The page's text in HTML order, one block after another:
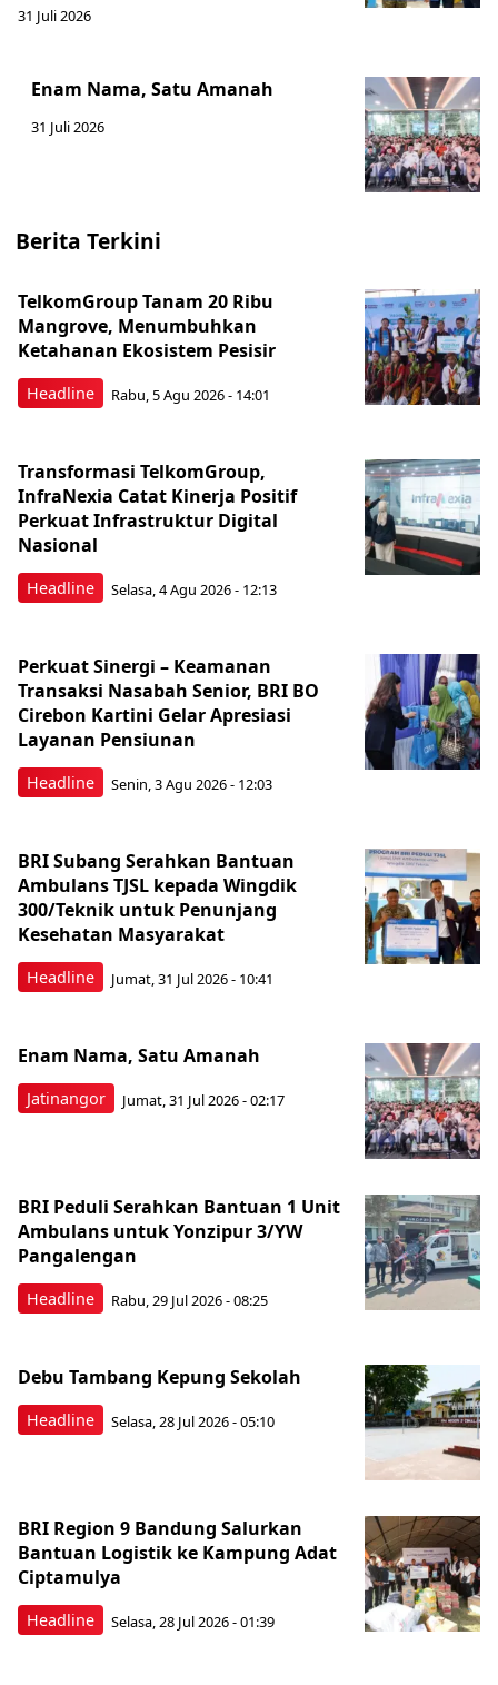
31 Juli 2026
Enam Nama, Satu Amanah
31 Juli 2026
Berita Terkini
Headline
TelkomGroup Tanam 20 Ribu
Mangrove, Menumbuhkan
Ketahanan Ekosistem Pesisir
Rabu, 5 Agu 2026 - 14:01
Headline
Transformasi TelkomGroup,
InfraNexia Catat Kinerja Positif
Perkuat Infrastruktur Digital
Nasional
Selasa, 4 Agu 2026 - 12:13
Headline
Perkuat Sinergi – Keamanan
Transaksi Nasabah Senior, BRI BO
Cirebon Kartini Gelar Apresiasi
Layanan Pensiunan
Senin, 3 Agu 2026 - 12:03
Headline
BRI Subang Serahkan Bantuan
Ambulans TJSL kepada Wingdik
300/Teknik untuk Penunjang
Kesehatan Masyarakat ​
Jumat, 31 Jul 2026 - 10:41
Jatinangor
Enam Nama, Satu Amanah
Jumat, 31 Jul 2026 - 02:17
Headline
BRI Peduli Serahkan Bantuan 1 Unit
Ambulans untuk Yonzipur 3/YW
Pangalengan
Rabu, 29 Jul 2026 - 08:25
Headline
Debu Tambang Kepung Sekolah
Selasa, 28 Jul 2026 - 05:10
Headline
BRI Region 9 Bandung Salurkan
Bantuan Logistik ke Kampung Adat
Ciptamulya
Selasa, 28 Jul 2026 - 01:39